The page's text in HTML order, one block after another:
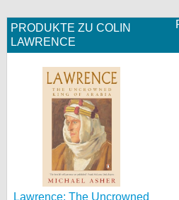
PRODUKTE ZU COLIN
LAWRENCE
Lawrence: The Uncrowned